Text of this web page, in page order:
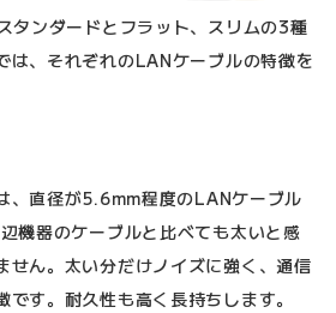
タンダードとフラット、スリムの3種
は、それぞれのLANケーブルの特徴を
、直径が5.6mm程度のLANケーブル
機器のケーブルと比べても太いと感
せん。太い分だけノイズに強く、通信
す。耐久性も高く長持ちします。